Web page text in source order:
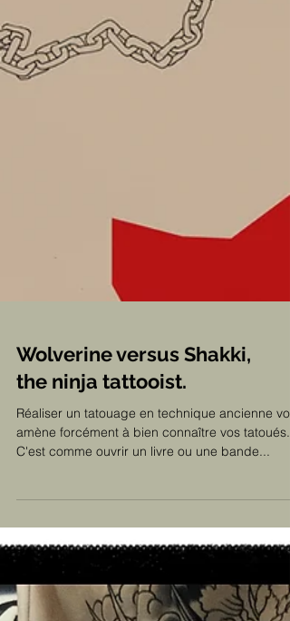
Wolverine versus Shakki,
the ninja tattooist.
C'est comme ouvrir un livre ou une bande...